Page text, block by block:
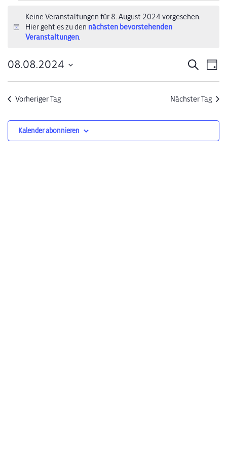
Veranstaltungen
für
2024
Hinweis
Keine Veranstaltungen für 8. August 2024 vorgesehen.
Hier geht es zu den nächsten bevorstehenden
Veranstaltungen.
Suche
und
Suche
Tag
08.08.2024
Vorheriger Tag
Nächster Tag
Kalender abonnieren